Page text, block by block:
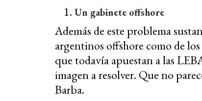
Un gabinete offshore
Además de este problema
argentinos offshore como de
que todavía apuestan a las
imagen a resolver. Que no
Barba.